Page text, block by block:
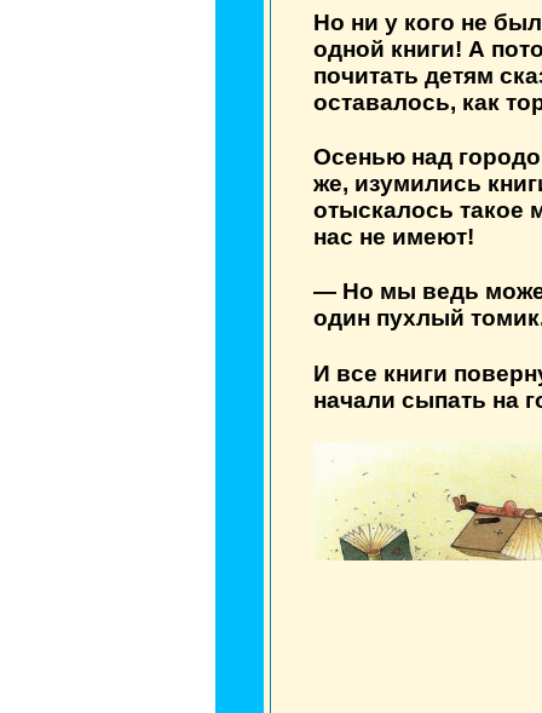
Но ни у кого не
одной книги! А
почитать детям
оставалось, как
Осенью над
же, изумились
отыскалось такое
нас не имеют!
— Но мы ведь
один пухлый
И все книги
начали сыпать на